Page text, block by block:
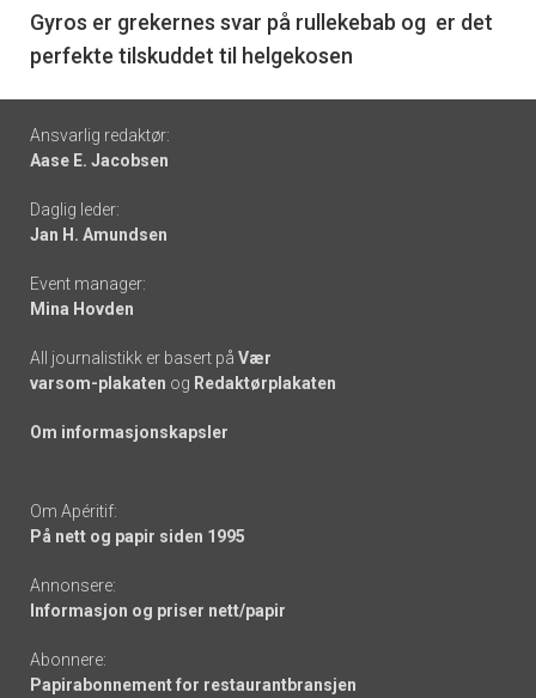
6
Gyros er grekernes svar på rullekebab og er det
perfekte tilskuddet til helgekosen
Footer
-
links
Ansvarlig redaktør:
Aase E. Jacobsen
Daglig leder:
Jan H. Amundsen
Event manager:
Mina Hovden
All journalistikk er basert på Vær
varsom-plakaten og Redaktørplakaten
Om informasjonskapsler
Om Apéritif:
På nett og papir siden 1995
Annonsere:
Informasjon og priser nett/papir
Abonnere:
Papirabonnement for restaurantbransjen